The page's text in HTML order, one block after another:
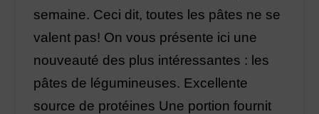
semaine. Ceci dit, toutes les pâtes ne se
valent pas! On vous présente ici une
nouveauté des plus intéressantes : les
pâtes de légumineuses. Excellente
source de protéines Une portion fournit